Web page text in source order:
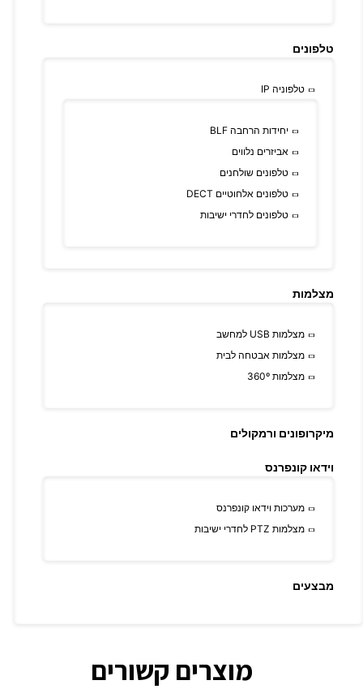
טלפונים
טלפוניה IP
יחידות הרחבה BLF
אביזרים נלווים
טלפונים שולחנים
טלפונים אלחוטיים DECT
טלפונים לחדרי ישיבות
מצלמות
מצלמות USB למחשב
מצלמות אבטחה לבית
מצלמות 360º
מיקרופונים ורמקולים
וידאו קונפרנס
מערכות וידאו קונפרנס
מצלמות PTZ לחדרי ישיבות
מבצעים
מוצרים קשורים